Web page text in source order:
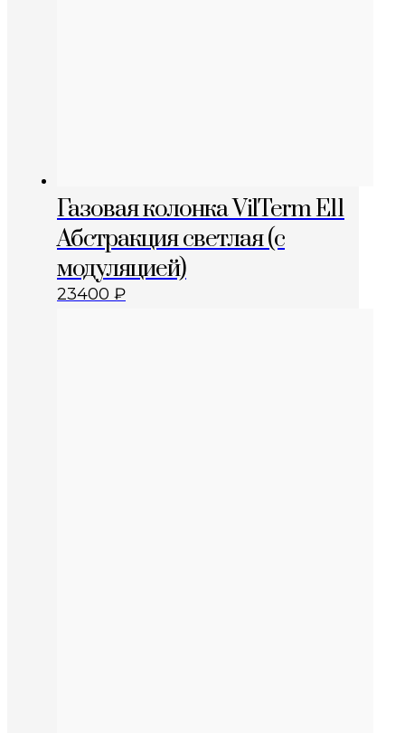
Газовая колонка VilTerm E11
Абстракция светлая (с
модуляцией)
23400 ₽